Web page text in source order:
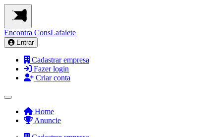
Encontra ConsLafaiete
Entrar
Cadastrar empresa
Fazer login
Criar conta
Home
Anuncie